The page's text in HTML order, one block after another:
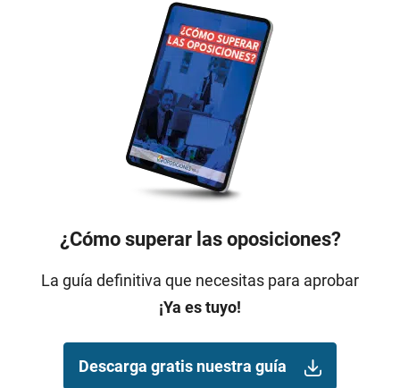
¿Cómo superar las oposiciones?
La guía definitiva que necesitas para aprobar
¡Ya es tuyo!
Descarga gratis nuestra guía